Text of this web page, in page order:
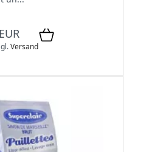
Versand